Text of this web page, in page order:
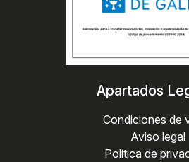
Apartados
Condiciones de
Aviso legal
Política de